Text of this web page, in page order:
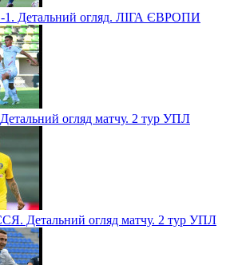
Детальний огляд. ЛІГА ЄВРОПИ
огляд матчу. 2 тур УПЛ
Детальний огляд матчу. 2 тур УПЛ